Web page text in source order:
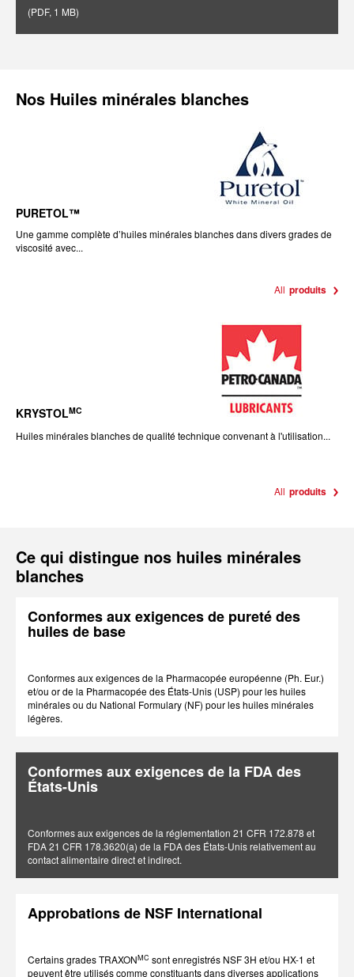
(PDF, 1 MB)
Nos Huiles minérales blanches
PURETOL™
Une gamme complète d’huiles minérales blanches dans divers grades de
viscosité avec...
All produits
KRYSTOLMC
Huiles minérales blanches de qualité technique convenant à l'utilisation...
All produits
Ce qui distingue nos huiles minérales
blanches
Conformes aux exigences de pureté des
huiles de base
Conformes aux exigences de la Pharmacopée européenne (Ph. Eur.)
et/ou or de la Pharmacopée des États-Unis (USP) pour les huiles
minérales ou du National Formulary (NF) pour les huiles minérales
légères.
Conformes aux exigences de la FDA des
États-Unis
Conformes aux exigences de la réglementation 21 CFR 172.878 et
FDA 21 CFR 178.3620(a) de la FDA des États-Unis relativement au
contact alimentaire direct et indirect.
Approbations de NSF International
Certains grades TRAXONMC sont enregistrés NSF 3H et/ou HX-1 et
peuvent être utilisés comme constituants dans diverses applications